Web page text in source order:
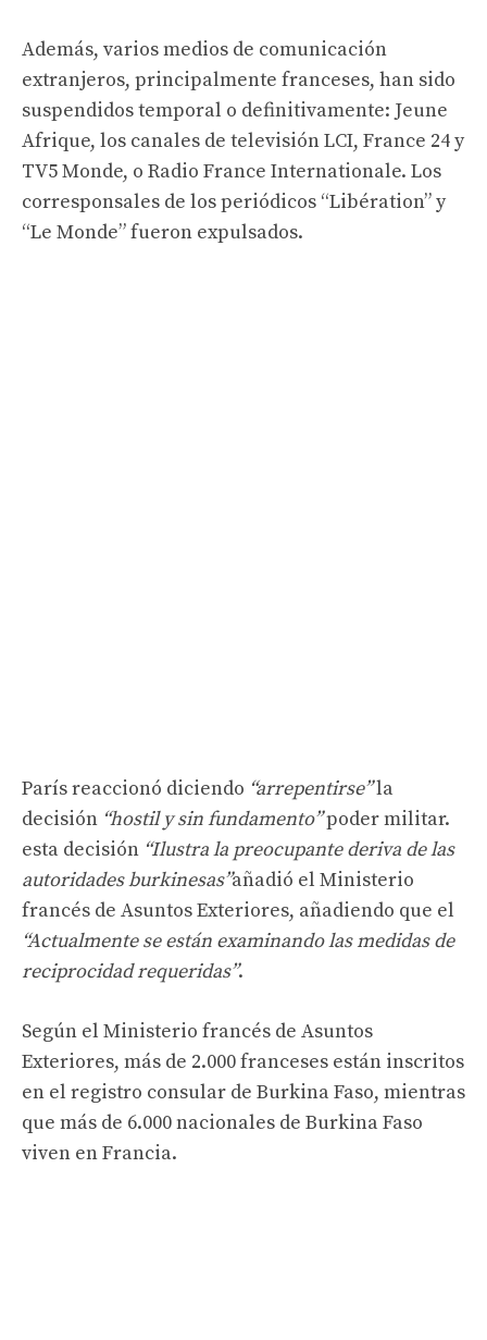
Además, varios medios de comunicación
extranjeros, principalmente franceses, han sido
suspendidos temporal o definitivamente: Jeune
Afrique, los canales de televisión LCI, France 24 y
TV5 Monde, o Radio France Internationale. Los
corresponsales de los periódicos “Libération” y
“Le Monde” fueron expulsados.
París reaccionó diciendo “arrepentirse”la
decisión “hostil y sin fundamento”poder militar.
esta decisión “Ilustra la preocupante deriva de las
autoridades burkinesas”añadió el Ministerio
francés de Asuntos Exteriores, añadiendo que el
“Actualmente se están examinando las medidas de
reciprocidad requeridas”.
Según el Ministerio francés de Asuntos
Exteriores, más de 2.000 franceses están inscritos
en el registro consular de Burkina Faso, mientras
que más de 6.000 nacionales de Burkina Faso
viven en Francia.